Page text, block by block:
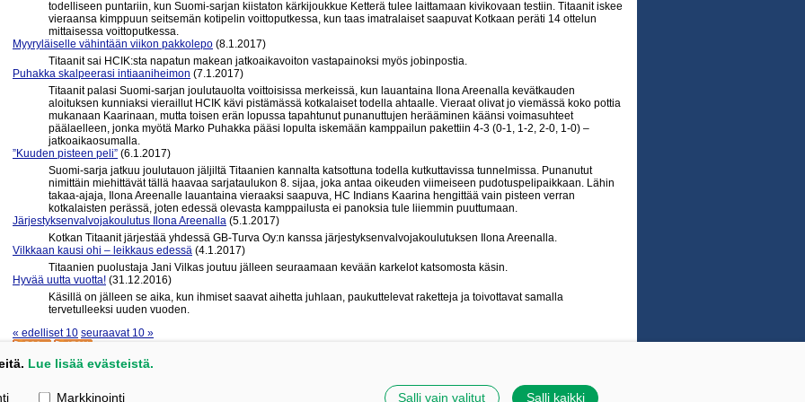
todelliseen puntariin, kun Suomi-sarjan kiistaton kärkijoukkue Ketterä tulee laittamaan kivikovaan testiin. Titaanit iskee
vieraansa kimppuun seitsemän kotipelin voittoputkessa, kun taas imatralaiset saapuvat Kotkaan peräti 14 ottelun
mittaisessa voittoputkessa.
Myyryläiselle vähintään viikon pakkolepo (8.1.2017)
Titaanit sai HCIK:sta napatun makean jatkoaikavoiton vastapainoksi myös jobinpostia.
Puhakka skalpeerasi intiaaniheimon (7.1.2017)
Titaanit palasi Suomi-sarjan joulutauolta voittoisissa merkeissä, kun lauantaina Ilona Areenalla kevätkauden
aloituksen kunniaksi vieraillut HCIK kävi pistämässä kotkalaiset todella ahtaalle. Vieraat olivat jo viemässä koko pottia
mukanaan Kaarinaan, mutta toisen erän lopussa tapahtunut punanuttujen herääminen käänsi voimasuhteet
päälaelleen, jonka myötä Marko Puhakka pääsi lopulta iskemään kamppailun pakettiin 4-3 (0-1, 1-2, 2-0, 1-0) –
jatkoaikaosumalla.
”Kuuden pisteen peli” (6.1.2017)
Suomi-sarja jatkuu joulutauon jäljiltä Titaanien kannalta katsottuna todella kutkuttavissa tunnelmissa. Punanutut
nimittäin miehittävät tällä haavaa sarjataulukon 8. sijaa, joka antaa oikeuden viimeiseen pudotuspelipaikkaan. Lähin
takaa-ajaja, Ilona Areenalle lauantaina vieraaksi saapuva, HC Indians Kaarina hengittää vain pisteen verran
kotkalaisten perässä, joten edessä olevasta kamppailusta ei panoksia tule liiemmin puuttumaan.
Järjestyksenvalvojakoulutus Ilona Areenalla (5.1.2017)
Kotkan Titaanit järjestää yhdessä GB-Turva Oy:n kanssa järjestyksenvalvojakoulutuksen Ilona Areenalla.
Vilkkaan kausi ohi – leikkaus edessä (4.1.2017)
Titaanien puolustaja Jani Vilkas joutuu jälleen seuraamaan kevään karkelot katsomosta käsin.
Hyvää uutta vuotta! (31.12.2016)
Käsillä on jälleen se aika, kun ihmiset saavat aihetta juhlaan, paukuttelevat raketteja ja toivottavat samalla
tervetulleeksi uuden vuoden.
« edelliset 10 seuraavat 10 »
Tehty Yhdistysavaimella | Evästeet
Kotka
Lue lisää evästeistä.
Markkinointi Salli vain valitut Salli kaikki